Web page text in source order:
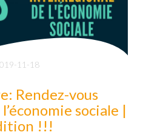
11-18
Rendez-vous
sociale |
!!!